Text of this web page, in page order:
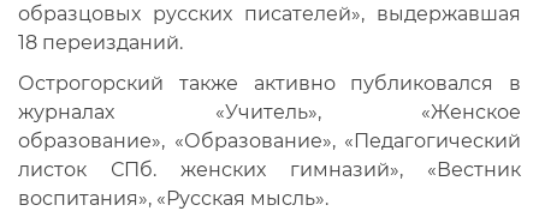
образцовых русских писателей», выдержавшая
18 переизданий.
Острогорский также активно публиковался в
журналах «Учитель», «Женское
образование», «Образование», «Педагогический
листок СПб. женских гимназий», «Вестник
воспитания», «Русская мысль».